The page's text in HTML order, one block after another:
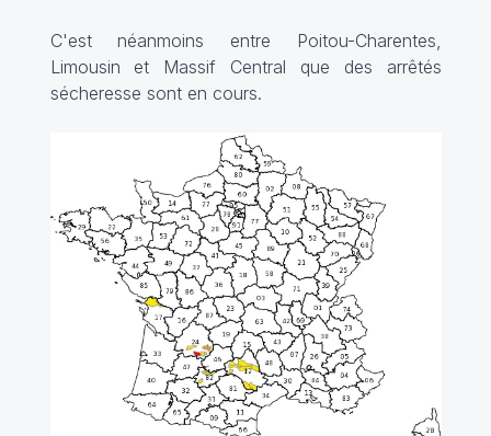
C'est néanmoins entre Poitou-Charentes,
Limousin et Massif Central que des arrêtés
sécheresse sont en cours.